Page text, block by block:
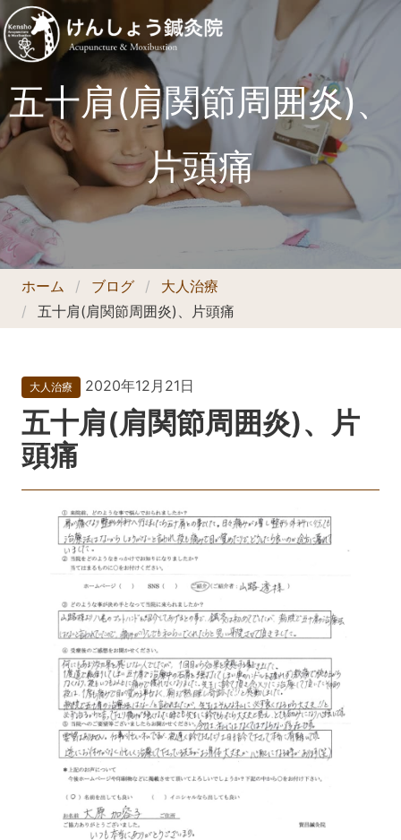
五十肩(肩関節周囲炎)、
片頭痛
ホーム ブログ
大人治療
五十肩(肩関節周囲炎)、片頭痛
大人治療 2020年12月21日
五十肩(肩関節周囲炎)、片
頭痛